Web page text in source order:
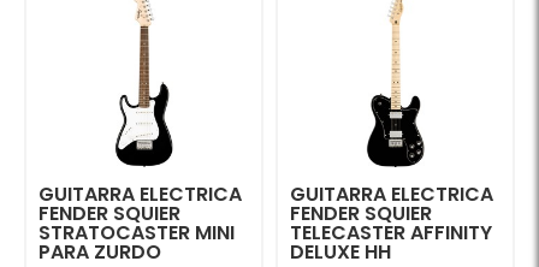
GUITARRA ELECTRICA
FENDER SQUIER
STRATOCASTER MINI
PARA ZURDO
GUITARRA ELECTRICA
FENDER SQUIER
TELECASTER AFFINITY
DELUXE HH